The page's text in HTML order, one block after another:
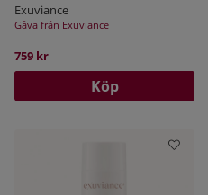
Exuviance
Gåva från Exuviance
759 kr
Köp